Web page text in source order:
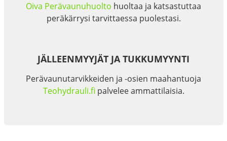
Oiva Perävaunuhuolto huoltaa ja katsastuttaa
peräkärrysi tarvittaessa puolestasi.
JÄLLEENMYYJÄT JA TUKKUMYYNTI
Perävaunutarvikkeiden ja -osien maahantuoja
Teohydrauli.fi palvelee ammattilaisia.